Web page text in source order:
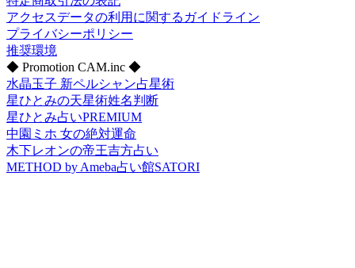
アクセスデータの利用に関するガイドライン
プライバシーポリシー
推奨環境
◆ Promotion CAM.inc ◆
水晶玉子 新ペルシャン占星術
星ひとみの天星術姓名判断
星ひとみ占いPREMIUM
中園ミホ 女の絶対運命
木下レオンの帝王吉方占い
METHOD by Ameba占い館SATORI